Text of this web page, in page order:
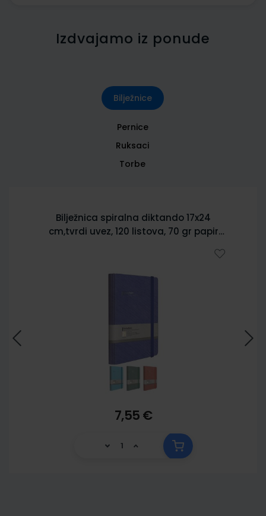
Izdvajamo iz ponude
Bilježnice
Pernice
Ruksaci
Torbe
Bilježnica spiralna diktando 17x24
cm,tvrdi uvez, 120 listova, 70 gr papir
7,55 €